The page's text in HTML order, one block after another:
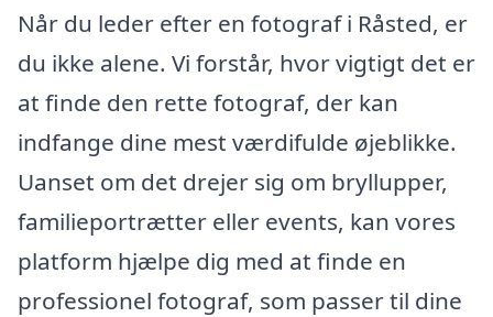
Når du leder efter en fotograf i Råsted, er
du ikke alene. Vi forstår, hvor vigtigt det er
at finde den rette fotograf, der kan
indfange dine mest værdifulde øjeblikke.
Uanset om det drejer sig om bryllupper,
familieportrætter eller events, kan vores
platform hjælpe dig med at finde en
professionel fotograf, som passer til dine